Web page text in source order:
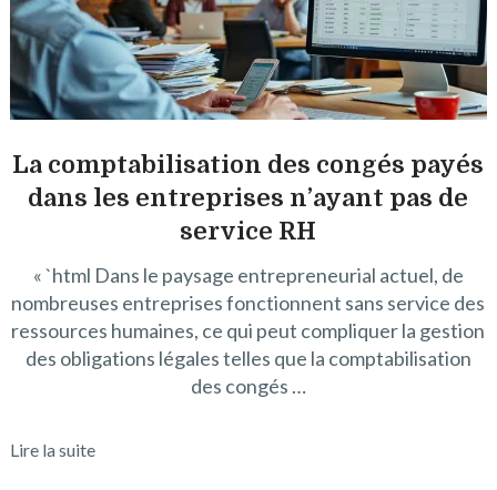
La comptabilisation des congés payés
dans les entreprises n’ayant pas de
service RH
« `html Dans le paysage entrepreneurial actuel, de
nombreuses entreprises fonctionnent sans service des
ressources humaines, ce qui peut compliquer la gestion
des obligations légales telles que la comptabilisation
des congés …
Lire la suite